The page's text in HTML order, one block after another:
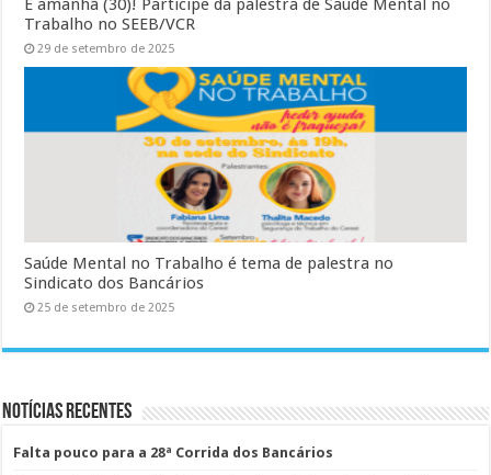
É amanhã (30)! Participe da palestra de Saúde Mental no
Trabalho no SEEB/VCR
29 de setembro de 2025
Saúde Mental no Trabalho é tema de palestra no
Sindicato dos Bancários
25 de setembro de 2025
Notícias Recentes
Falta pouco para a 28ª Corrida dos Bancários